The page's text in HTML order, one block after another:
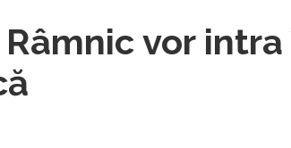
vor intra